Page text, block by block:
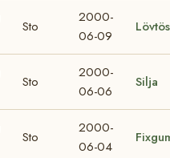
Sto
2000-
06-09
Sto
2000-
06-06
Silja
Sto
2000-
06-04